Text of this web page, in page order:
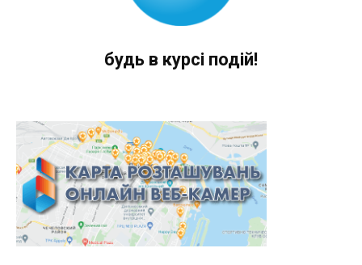
будь в курсі подій!